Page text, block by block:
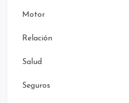
Motor
Relación
Salud
Seguros